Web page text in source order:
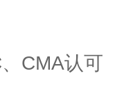
CMA认可